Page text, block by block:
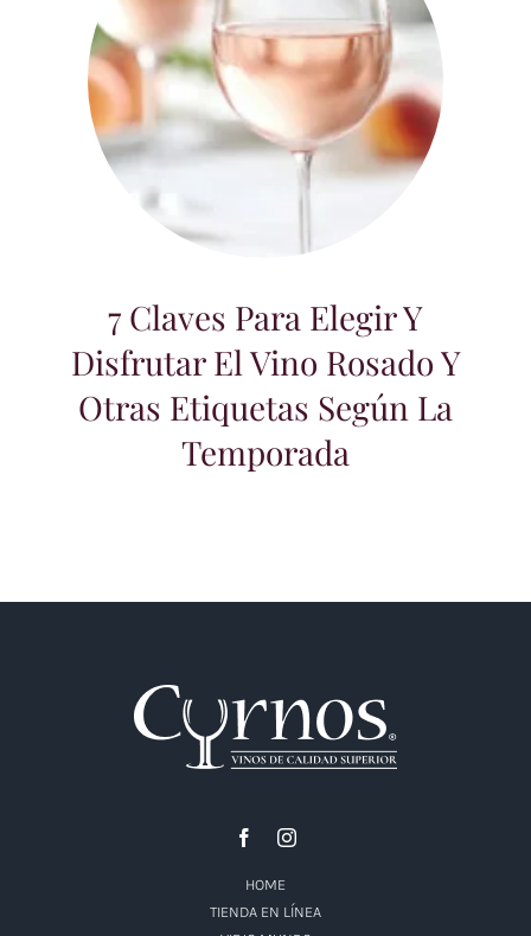
7 Claves para elegir y disfrutar el vino
rosado y otras etiquetas según la
temporada
7 Claves Para Elegir Y